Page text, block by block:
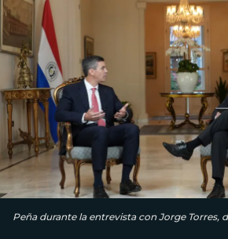
Peña durante la entrevista con Jorge Torres,